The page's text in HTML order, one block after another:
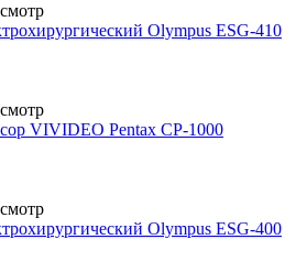
Olympus ESG-410
VIVIDEO Pentax CP-1000
Olympus ESG-400